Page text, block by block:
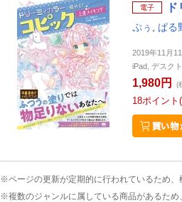
電子
ぷぅ ぱる
2019年11月
iPad, デスク
1,980円 (
18ポイント
※ページの更新が定期的に行われているため、
※複数のジャンルに属している商品があるため